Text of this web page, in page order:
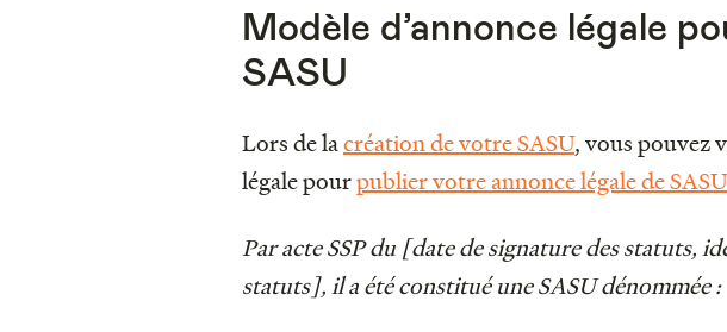
Modèle d’annonce légale
SASU
Lors de lacréation de votre SASU, vous pouvez
légale pourpublier votre annonce légale de SASU
Par acte SSP du [date de signature des statuts,
statuts], il a été constitué une SASU dénommée :